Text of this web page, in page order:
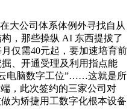
公司体系体例外寻找自从
，那些操纵 AI 东西提拔了
仅需40元起，要加速培育前
、开通受理及利用指点能
电脑数字工位”……这就是所
，此次签约的三家公司对
为矫捷用工数字化根本设备